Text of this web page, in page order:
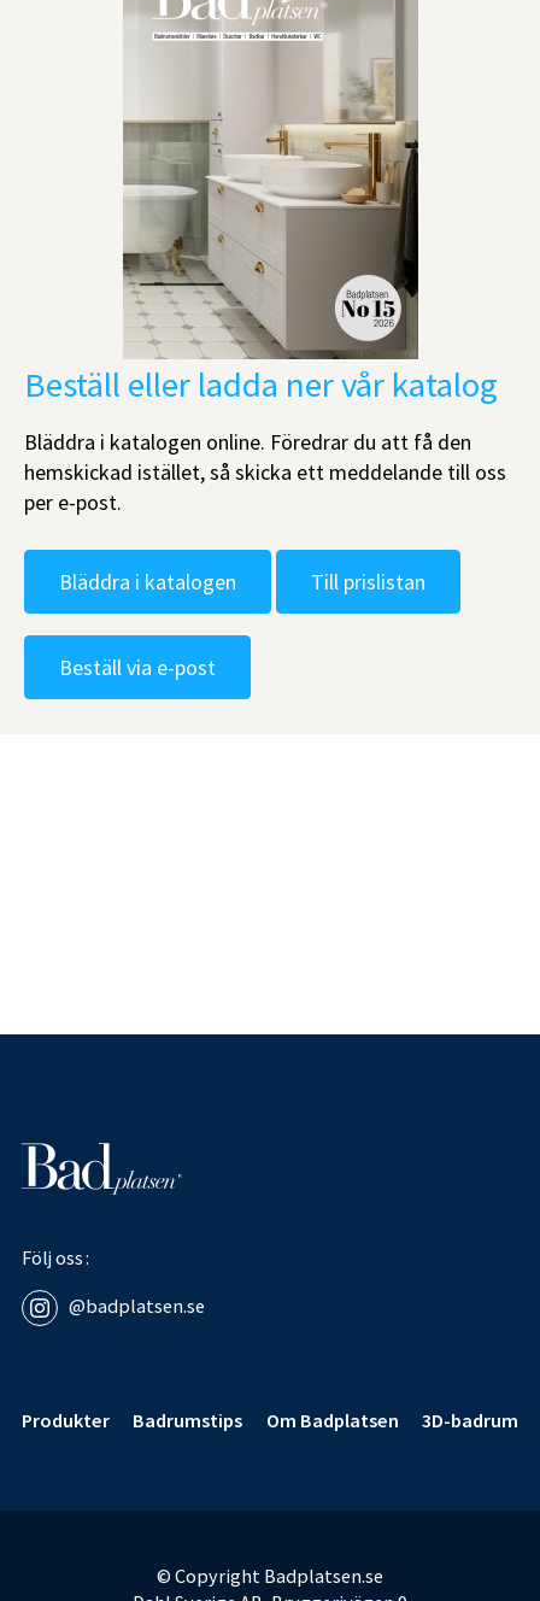
Beställ eller ladda ner vår katalog
Bläddra i katalogen online. Föredrar du att få den
hemskickad istället, så skicka ett meddelande till oss
per e-post.
Bläddra i katalogen Till prislistan
Beställ via e-post
Följ oss
@badplatsen.se
Produkter
Badrumstips Om Badplatsen 3D-badrum
© Copyright Badplatsen.se